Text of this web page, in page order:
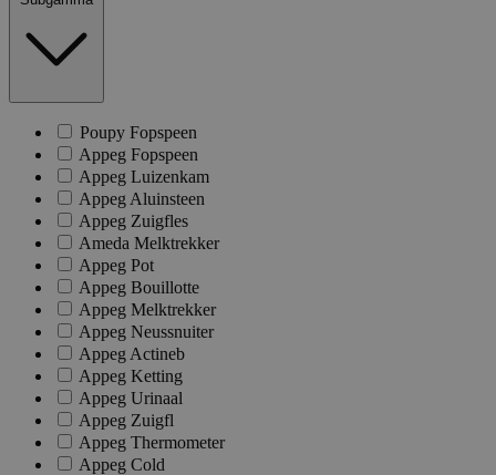
Poupy Fopspeen
Appeg Fopspeen
Appeg Luizenkam
Appeg Aluinsteen
Appeg Zuigfles
Ameda Melktrekker
Appeg Pot
Appeg Bouillotte
Appeg Melktrekker
Appeg Neussnuiter
Appeg Actineb
Appeg Ketting
Appeg Urinaal
Appeg Zuigfl
Appeg Thermometer
Appeg Cold